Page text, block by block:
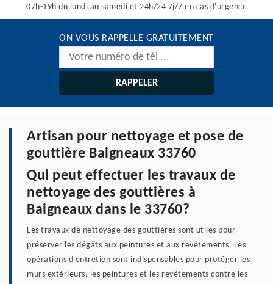
07h-19h du lundi au samedi et 24h/24 7j/7 en cas d'urgence
ON VOUS RAPPELLE GRATUITEMENT
Artisan pour nettoyage et pose de
gouttière Baigneaux 33760
Qui peut effectuer les travaux de
nettoyage des gouttières à
Baigneaux dans le 33760?
Les travaux de nettoyage des gouttières sont utiles pour
préserver les dégâts aux peintures et aux revêtements. Les
opérations d'entretien sont indispensables pour protéger les
murs extérieurs, les peintures et les revêtements contre les